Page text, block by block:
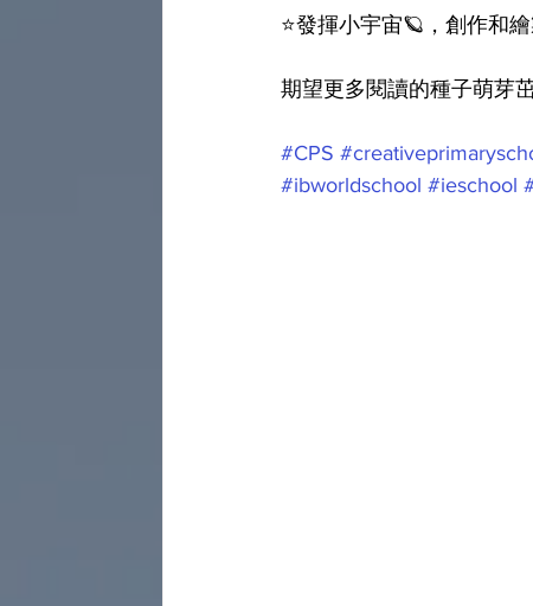
⭐️發揮小宇宙🪐，創作和
期望更多閱讀的種子萌芽
#CPS
#ibworldschool #ieschool